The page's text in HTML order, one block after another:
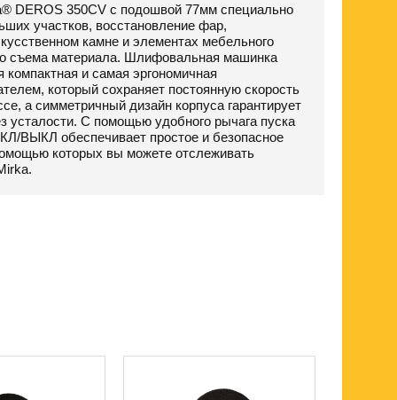
DEROS 350CV с подошвой 77мм специально
участков, восстановление фар,
камне и элементах мебельного
съема материала. Шлифовальная машинка
и самая эргономичная
который сохраняет постоянную скорость
а симметричный дизайн корпуса гарантирует
усталости. С помощью удобного рычага пуска
ВЫКЛ обеспечивает простое и безопасное
которых вы можете отслеживать